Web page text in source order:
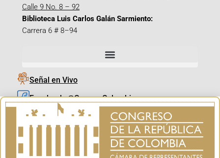
Calle 9 No. 8 – 92
Biblioteca Luis Carlos Galán Sarmiento:
Carrera 6 # 8–94
Señal en Vivo
Facebook_@CamaraColombia
Instagram_@CamaraColombia
X_@CamaraColombia
Youtube_@CamaraColombia